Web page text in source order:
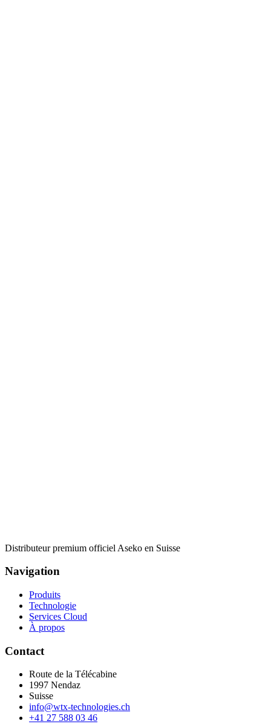
Distributeur premium officiel Aseko en Suisse
Navigation
Produits
Technologie
Services Cloud
À propos
Contact
Route de la Télécabine
1997 Nendaz
Suisse
info@wtx-technologies.ch
+41 27 588 03 46